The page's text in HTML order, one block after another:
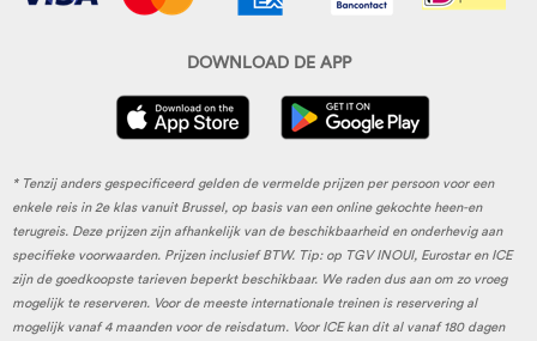
DOWNLOAD DE APP
* Tenzij anders gespecificeerd gelden de vermelde prijzen per persoon voor een
enkele reis in 2e klas vanuit Brussel, op basis van een online gekochte heen-en
terugreis. Deze prijzen zijn afhankelijk van de beschikbaarheid en onderhevig aan
specifieke voorwaarden. Prijzen inclusief BTW. Tip: op TGV INOUI, Eurostar en ICE
zijn de goedkoopste tarieven beperkt beschikbaar. We raden dus aan om zo vroeg
mogelijk te reserveren. Voor de meeste internationale treinen is reservering al
mogelijk vanaf 4 maanden voor de reisdatum. Voor ICE kan dit al vanaf 180 dagen